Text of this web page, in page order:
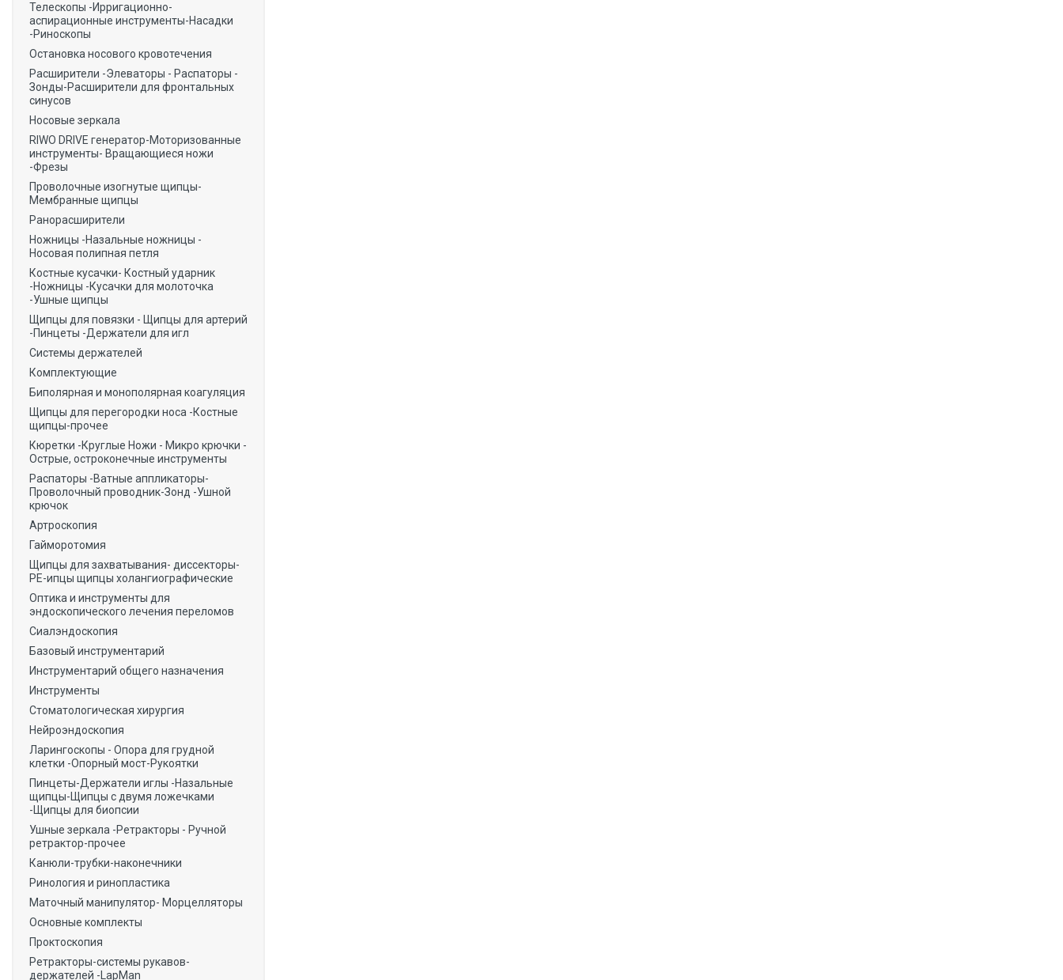
Телескопы -Ирригационно-
аспирационные инструменты-Насадки
-Риноскопы
Остановка носового кровотечения
Расширители -Элеваторы - Распаторы -
Зонды-Расширители для фронтальных
синусов
Носовые зеркала
RIWO DRIVE генератор-Моторизованные
инструменты- Вращающиеся ножи
-Фрезы
Проволочные изогнутые щипцы-
Мембранные щипцы
Ранорасширители
Ножницы -Назальные ножницы -
Носовая полипная петля
Костные кусачки- Костный ударник
-Ножницы -Кусачки для молоточка
-Ушные щипцы
Щипцы для повязки - Щипцы для артерий
-Пинцеты -Держатели для игл
Системы держателей
Комплектующие
Биполярная и монополярная коагуляция
Щипцы для перегородки носа -Костные
щипцы-прочее
Кюретки -Круглые Ножи - Микро крючки -
Острые, остроконечные инструменты
Распаторы -Ватные аппликаторы-
Проволочный проводник-Зонд -Ушной
крючок
Артроскопия
Гайморотомия
Щипцы для захватывания- диссекторы-
РЕ-ипцы щипцы холангиографические
Оптика и инструменты для
эндоскопического лечения переломов
Сиалэндоскопия
Базовый инструментарий
Инструментарий общего назначения
Инструменты
Стоматологическая хирургия
Нейроэндоскопия
Ларингоскопы - Опора для грудной
клетки -Опорный мост-Рукоятки
Пинцеты-Держатели иглы -Назальные
щипцы-Щипцы с двумя ложечками
-Щипцы для биопсии
Ушные зеркала -Ретракторы - Ручной
ретрактор-прочее
Канюли-трубки-наконечники
Ринология и ринопластика
Маточный манипулятор- Морцелляторы
Основные комплекты
Проктоскопия
Ретракторы-системы рукавов-
держателей -LapMan